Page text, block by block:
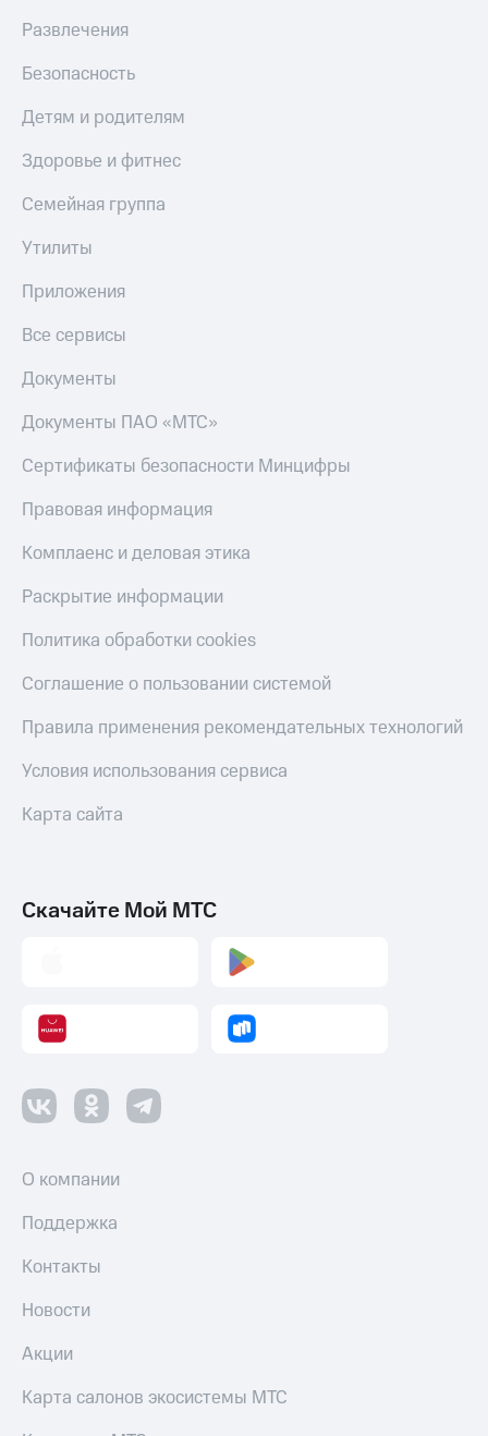
Развлечения
Безопасность
Детям и родителям
Здоровье и фитнес
Семейная группа
Утилиты
Приложения
Все сервисы
Документы
Документы ПАО «МТС»
Сертификаты безопасности Минцифры
Правовая информация
Комплаенс и деловая этика
Раскрытие информации
Политика обработки cookies
Соглашение о пользовании системой
Правила применения рекомендательных технологий
Условия использования сервиса
Карта сайта
Скачайте Мой МТС
О компании
Поддержка
Контакты
Новости
Акции
Карта салонов экосистемы МТС